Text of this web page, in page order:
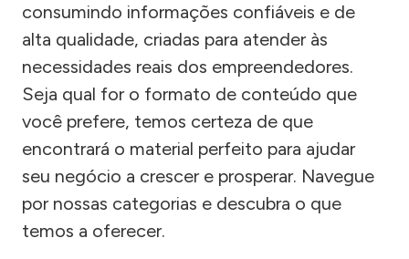
consumindo informações confiáveis e de
alta qualidade, criadas para atender às
necessidades reais dos empreendedores.
Seja qual for o formato de conteúdo que
você prefere, temos certeza de que
encontrará o material perfeito para ajudar
seu negócio a crescer e prosperar. Navegue
por nossas categorias e descubra o que
temos a oferecer.